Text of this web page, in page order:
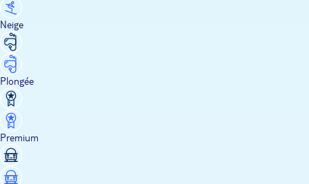
Neige
Plongée
Premium